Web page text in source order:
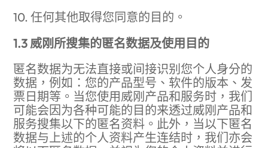
10. 任何其他取得您同意的目的。
1.3 威刚所搜集的匿名数据及使用目的
匿名数据为无法直接或间接识别您个人身分的
数据，例如：您的产品型号、软件的版本、发
票日期等。当您使用威刚产品和服务时，我们
可能会因为各种可能的目的来透过威刚产品和
服务搜集以下的匿名资料。此外，当以下匿名
数据与上述的个人资料产生连结时，我们亦会